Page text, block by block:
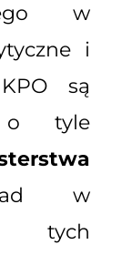
w
i
są
o tyle
w
tych